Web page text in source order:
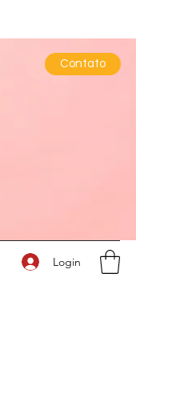
Contato
Login